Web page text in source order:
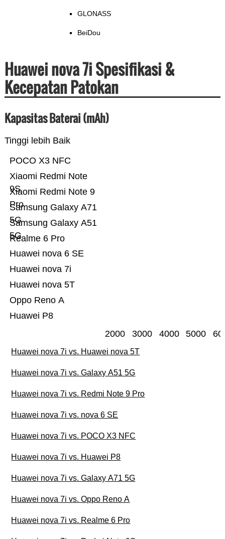
GLONASS
BeiDou
Huawei nova 7i Spesifikasi &
Kecepatan Patokan
Kapasitas Baterai (mAh)
Tinggi lebih Baik
Huawei P8
Oppo Reno A
Huawei nova 5T
Huawei nova 7i
Huawei nova 6 SE
Realme 6 Pro
Samsung Galaxy A51
5G
Samsung Galaxy A71
5G
Xiaomi Redmi Note 9
Pro
Xiaomi Redmi Note
9S
POCO X3 NFC
2000 3000 4000 5000
Huawei nova 7i vs. Huawei nova 5T
Huawei nova 7i vs. Galaxy A51 5G
Huawei nova 7i vs. Redmi Note 9 Pro
Huawei nova 7i vs. nova 6 SE
Huawei nova 7i vs. POCO X3 NFC
Huawei nova 7i vs. Huawei P8
Huawei nova 7i vs. Galaxy A71 5G
Huawei nova 7i vs. Oppo Reno A
Huawei nova 7i vs. Realme 6 Pro